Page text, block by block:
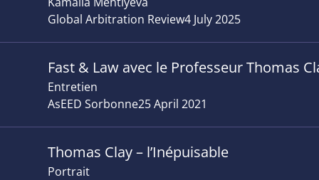
Global Arbitration Review4 July 2025
Fast & Law avec le Professeur Thomas
Entretien
AsEED Sorbonne25 April 2021
Thomas Clay – l’Inépuisable
Portrait